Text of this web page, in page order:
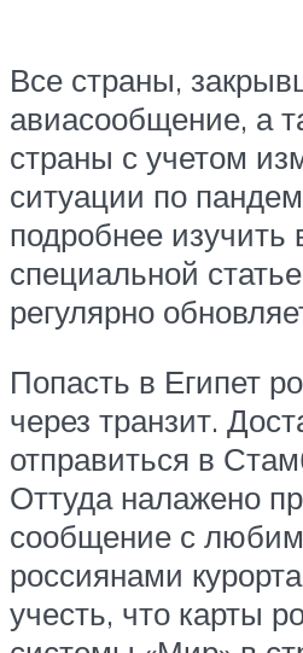
Все страны,
авиасообщение, а
страны с учетом
ситуации по
подробнее изучить
специальной
регулярно
Попасть в Египет
через транзит.
отправиться в
Оттуда налажено
сообщение с
россиянами
учесть, что карты